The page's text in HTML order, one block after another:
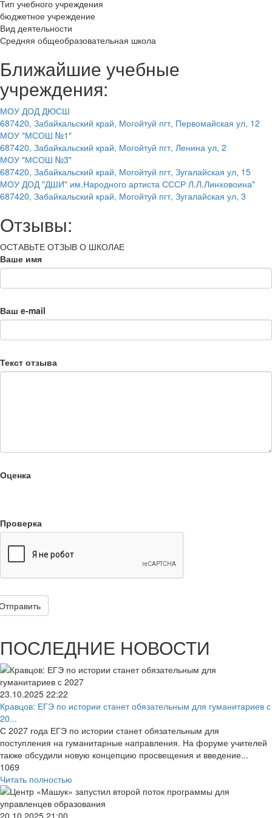
Тип учебного учреждения
бюджетное учреждение
Вид деятельности
Средняя общеобразовательная школа
Ближайшие учебные
учреждения:
МОУ ДОД ДЮСШ
687420, Забайкальский край, Могойтуй пгт, Первомайская ул, 12
МОУ "МСОШ №1"
687420, Забайкальский край, Могойтуй пгт, Ленина ул, 2
МОУ "МСОШ №3"
687420, Забайкальский край, Могойтуй пгт, Зугалайская ул, 15
МОУ ДОД "ДШИ" им.Народного артиста СССР Л.Л.Линховоина"
687420, Забайкальский край, Могойтуй пгт, Зугалайская ул, 3
Отзывы:
ОСТАВЬТЕ ОТЗЫВ О ШКОЛАЕ
Ваше имя
Ваш e-mail
Текст отзыва
Оценка
Проверка
ПОСЛЕДНИЕ НОВОСТИ
23.10.2025 22:22
Кравцов: ЕГЭ по истории станет обязательным для гуманитариев с
20...
С 2027 года ЕГЭ по истории станет обязательным для
поступления на гуманитарные направления. На форуме учителей
также обсудили новую концепцию просвещения и введение...
1069
Читать полностью
20.10.2025 21:00